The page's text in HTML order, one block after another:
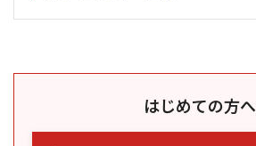
はじめての方へ